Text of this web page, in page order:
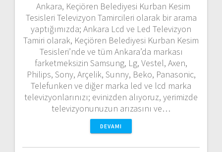
Ankara, Keçiören Belediyesi Kurban Kesim
Tesisleri Televizyon Tamircileri olarak bir arama
yaptığımızda; Ankara Lcd ve Led Televizyon
Tamiri olarak, Keçiören Belediyesi Kurban Kesim
Tesisleri’nde ve tüm Ankara’da markası
farketmeksizin Samsung, Lg, Vestel, Axen,
Philips, Sony, Arçelik, Sunny, Beko, Panasonic,
Telefunken ve diğer marka led ve lcd marka
televizyonlarınızı; evinizden alıyoruz, yerimizde
televizyonunuzun arızasını ve…
DEVAMI